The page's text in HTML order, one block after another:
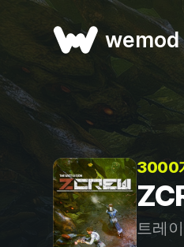
wemod
3000
트레